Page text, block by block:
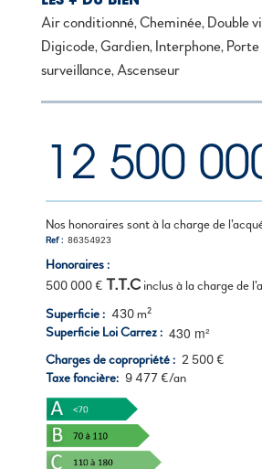
Air conditionné, Cheminée, Double
Digicode, Gardien, Interphone,
surveillance, Ascenseur
12 500
Nos honoraires sont à la charge de
Ref 86354923
Honoraires :
500 000 € T.T.C inclus à la charge de
Superficie
430 m²
Superficie Loi Carrez
430 m²
Charges de copropriété
2 500 €
Taxe foncière 9 477 €/an